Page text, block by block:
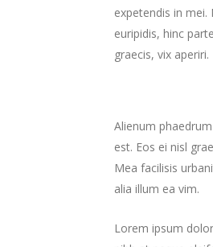
expetendis in mei.
euripidis, hinc
graecis, vix aperiri.
Alienum
est. Eos ei nisl
Mea facilisis
alia illum ea vim.
Lorem ipsum